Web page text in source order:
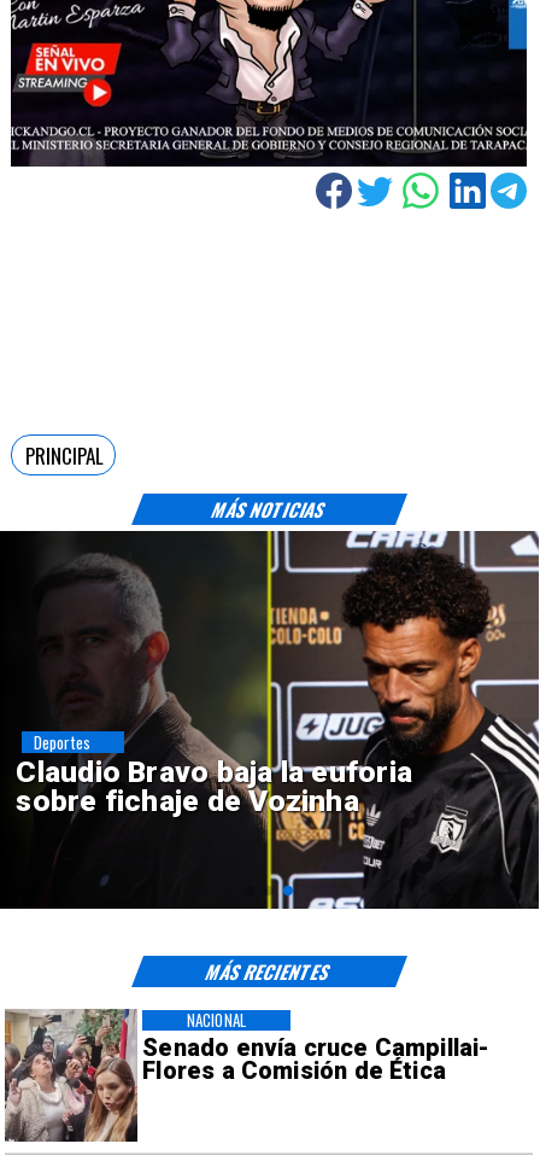
MÁS NOTICIAS
PRINCIPAL
Claudio Bravo baja la euforia
sobre fichaje de Vozinha
Deportes
Senado envía cruce Campillai-
Flores a Comisión de Ética
NACIONAL
MÁS RECIENTES